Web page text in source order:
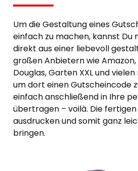
Um die Gestaltung eines
einfach zu machen, kannst Du
direkt aus einer liebevoll
großen Anbietern wie Amazon,
Douglas, Garten XXL und
um dort einen Gutscheincode
einfach anschließend in Ihre
übertragen – voilà. Die
ausdrucken und somit ganz
bringen.